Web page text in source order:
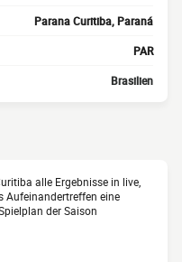
Parana Curitiba, Paraná
PAR
Brasilien
alle Ergebnisse in live,
Aufeinandertreffen eine
der Saison